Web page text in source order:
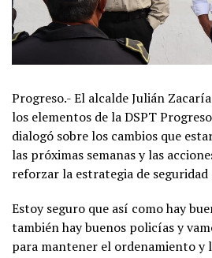
Progreso.- El alcalde Julián
los elementos de la DSPT
dialogó sobre los cambios que
las próximas semanas y las
reforzar la estrategia de
Estoy seguro que así como hay
también hay buenos policías y
para mantener el ordenamiento y